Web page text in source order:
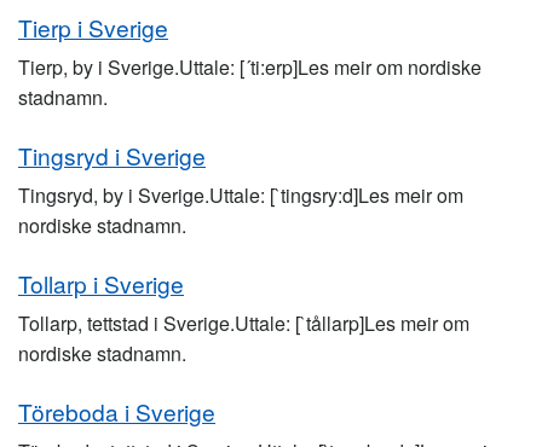
Tierp i Sverige
Tierp, by i Sverige.Uttale: [´ti:erp]Les meir om nordiske
stadnamn.
Tingsryd i Sverige
Tingsryd, by i Sverige.Uttale: [`tingsry:d]Les meir om
nordiske stadnamn.
Tollarp i Sverige
Tollarp, tettstad i Sverige.Uttale: [`tållarp]Les meir om
nordiske stadnamn.
Töreboda i Sverige